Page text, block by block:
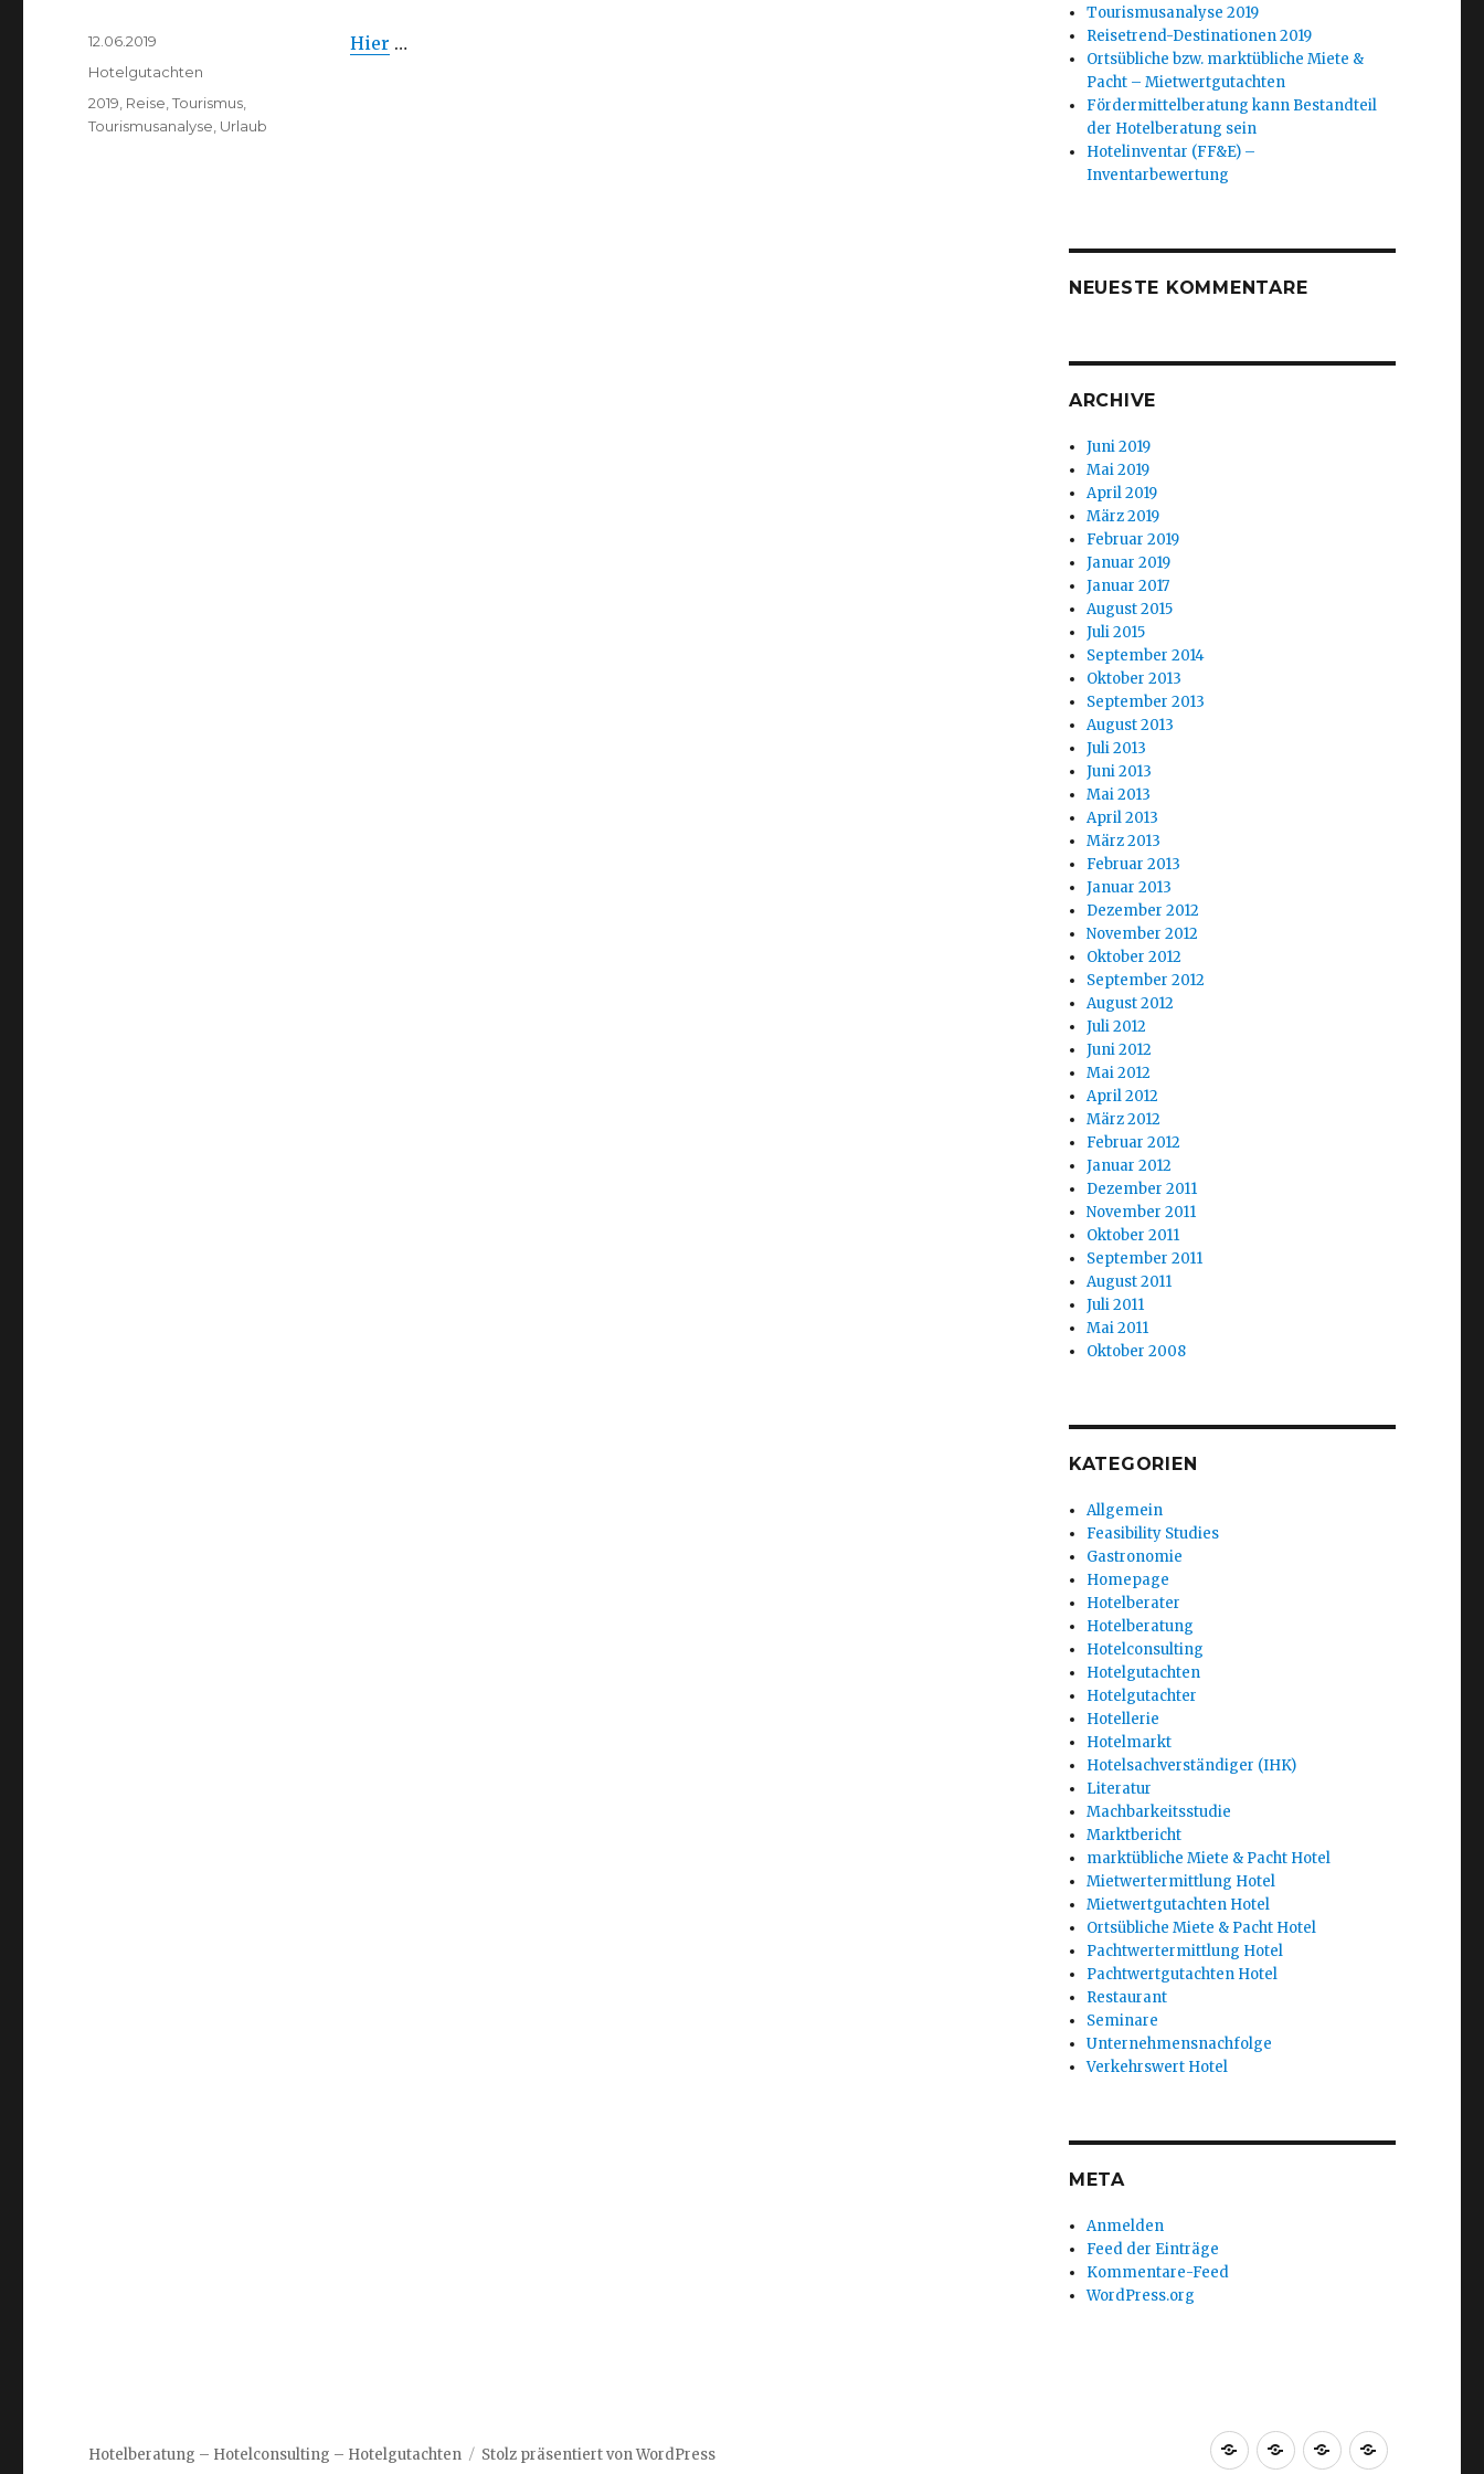
Hier …
Veröffentlicht
am
12.06.2019
Kategorien
Hotelgutachten
Schlagwörter
2019 Reise ,Tourismus
Tourismusanalyse Urlaub
Tourismusanalyse 2019
Reisetrend-Destinationen 2019
Ortsübliche bzw. marktübliche Miete &
Pacht – Mietwertgutachten
Fördermittelberatung kann Bestandteil
der Hotelberatung sein
Hotelinventar (FF&E) –
Inventarbewertung
NEUESTE KOMMENTARE
ARCHIVE
Juni 2019
Mai 2019
April 2019
März 2019
Februar 2019
Januar 2019
Januar 2017
August 2015
Juli 2015
September 2014
Oktober 2013
September 2013
August 2013
Juli 2013
Juni 2013
Mai 2013
April 2013
März 2013
Februar 2013
Januar 2013
Dezember 2012
November 2012
Oktober 2012
September 2012
August 2012
Juli 2012
Juni 2012
Mai 2012
April 2012
März 2012
Februar 2012
Januar 2012
Dezember 2011
November 2011
Oktober 2011
September 2011
August 2011
Juli 2011
Mai 2011
Oktober 2008
KATEGORIEN
Allgemein
Feasibility Studies
Gastronomie
Homepage
Hotelberater
Hotelberatung
Hotelconsulting
Hotelgutachten
Hotelgutachter
Hotellerie
Hotelmarkt
Hotelsachverständiger (IHK)
Literatur
Machbarkeitsstudie
Marktbericht
marktübliche Miete & Pacht Hotel
Mietwertermittlung Hotel
Mietwertgutachten Hotel
Ortsübliche Miete & Pacht Hotel
Pachtwertermittlung Hotel
Pachtwertgutachten Hotel
Restaurant
Seminare
Unternehmensnachfolge
Verkehrswert Hotel
META
Anmelden
Feed der Einträge
Kommentare-Feed
WordPress.org
Startseite
Über TeamBüro
Hotelberatung – Hotelconsulting – Hotelgutachten Stolz präsentiert von WordPress